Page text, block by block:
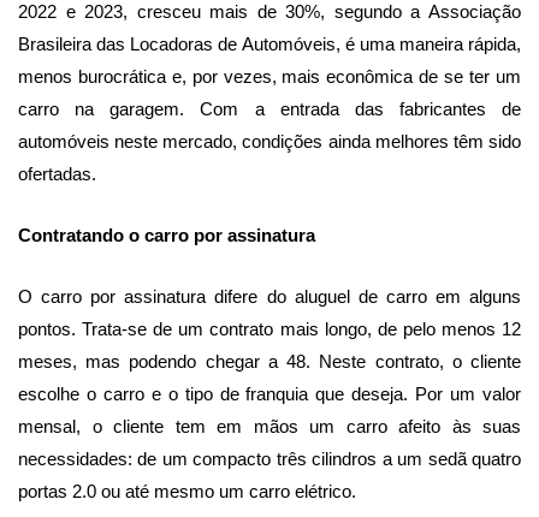
2022 e 2023, cresceu mais de 30%, segundo a Associação
Brasileira das Locadoras de Automóveis, é uma maneira rápida,
menos burocrática e, por vezes, mais econômica de se ter um
carro na garagem. Com a entrada das fabricantes de
automóveis neste mercado, condições ainda melhores têm sido
ofertadas.
Contratando o carro por assinatura
O carro por assinatura difere do aluguel de carro em alguns
pontos. Trata-se de um contrato mais longo, de pelo menos 12
meses, mas podendo chegar a 48. Neste contrato, o cliente
escolhe o carro e o tipo de franquia que deseja. Por um valor
mensal, o cliente tem em mãos um carro afeito às suas
necessidades: de um compacto três cilindros a um sedã quatro
portas 2.0 ou até mesmo um carro elétrico.